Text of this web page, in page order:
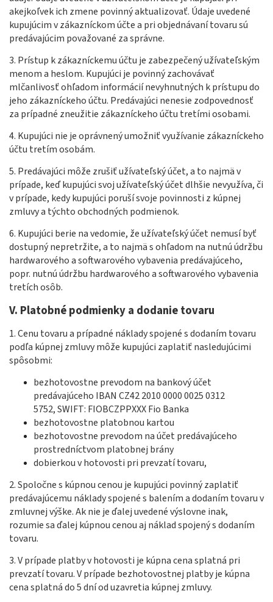
akejkoľvek ich zmene povinný aktualizovať. Údaje uvedené
kupujúcim v zákazníckom účte a pri objednávaní tovaru sú
predávajúcim považované za správne.
3. Prístup k zákazníckemu účtu je zabezpečený užívateľským
menom a heslom. Kupujúci je povinný zachovávať
mlčanlivosť ohľadom informácií nevyhnutných k prístupu do
jeho zákazníckeho účtu. Predávajúci nenesie zodpovednosť
za prípadné zneužitie zákazníckeho účtu tretími osobami.
4. Kupujúci nie je oprávnený umožniť využívanie zákazníckeho
účtu tretím osobám.
5. Predávajúci môže zrušiť užívateľský účet, a to najmä v
prípade, keď kupujúci svoj užívateľský účet dlhšie nevyužíva, či
v prípade, kedy kupujúci poruší svoje povinnosti z kúpnej
zmluvy a týchto obchodných podmienok.
6. Kupujúci berie na vedomie, že užívateľský účet nemusí byť
dostupný nepretržite, a to najmä s ohľadom na nutnú údržbu
hardwarového a softwarového vybavenia predávajúceho,
popr. nutnú údržbu hardwarového a softwarového vybavenia
tretích osôb.
V. Platobné podmienky a dodanie tovaru
1. Cenu tovaru a prípadné náklady spojené s dodaním tovaru
podľa kúpnej zmluvy môže kupujúci zaplatiť nasledujúcimi
spôsobmi:
bezhotovostne prevodom na bankový účet
predávajúceho IBAN CZ42 2010 0000 0025 0312
5752, SWIFT: FIOBCZPPXXX Fio Banka
bezhotovostne platobnou kartou
bezhotovostne prevodom na účet predávajúceho
prostredníctvom platobnej brány
dobierkou v hotovosti pri prevzatí tovaru,
2. Spoločne s kúpnou cenou je kupujúci povinný zaplatiť
predávajúcemu náklady spojené s balením a dodaním tovaru v
zmluvnej výške. Ak nie je ďalej uvedené výslovne inak,
rozumie sa ďalej kúpnou cenou aj náklad spojený s dodaním
tovaru.
3. V prípade platby v hotovosti je kúpna cena splatná pri
prevzatí tovaru. V prípade bezhotovostnej platby je kúpna
cena splatná do 5 dní od uzavretia kúpnej zmluvy.